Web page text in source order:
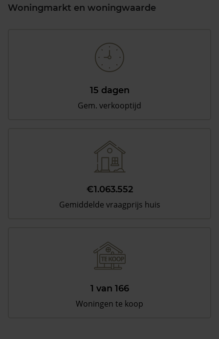
Woningmarkt en woningwaarde
15 dagen
Gem. verkooptijd
€1.063.552
Gemiddelde vraagprijs huis
1 van 166
Woningen te koop